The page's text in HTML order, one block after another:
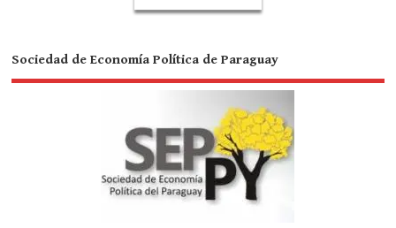
Sociedad de Economía Política de Paraguay